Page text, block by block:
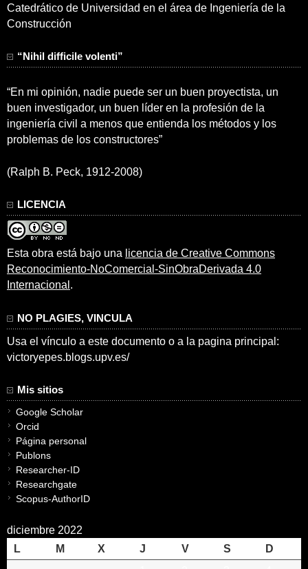
Catedrático de Universidad en el área de Ingeniería de la
Construcción
“Nihil difficile volenti”
“En mi opinión, nadie puede ser un buen proyectista, un
buen investigador, un buen líder en la profesión de la
ingeniería civil a menos que entienda los métodos y los
problemas de los constructores”
(Ralph B. Peck, 1912-2008)
LICENCIA
Esta obra está bajo una licencia de Creative Commons
Reconocimiento-NoComercial-SinObraDerivada 4.0
Internacional .
NO PLAGIES, VINCULA
Usa el vínculo a este documento o a la pagina principal:
victoryepes.blogs.upv.es/
Mis sitios
Google Scholar
Orcid
Página personal
Publons
Researcher-ID
Researchgate
Scopus-AuthorID
diciembre 2022
L
M X J V S
D